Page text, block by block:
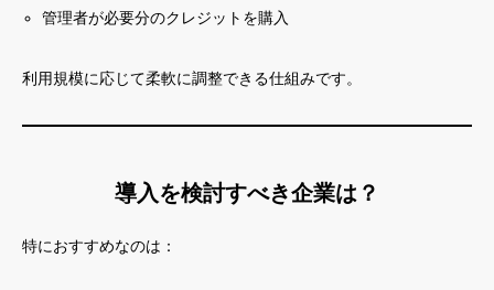
管理者が必要分のクレジットを購入
利用規模に応じて柔軟に調整できる仕組みです。
導入を検討すべき企業は？
特におすすめなのは：